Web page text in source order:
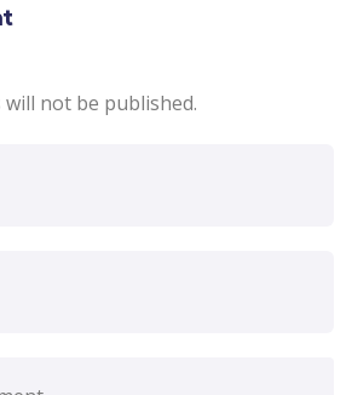
not be published.